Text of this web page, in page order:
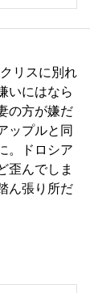
リスに別れ
いにはなら
の方が嫌だ
ップルと同
。ドロシア
歪んでしま
ん張り所だ